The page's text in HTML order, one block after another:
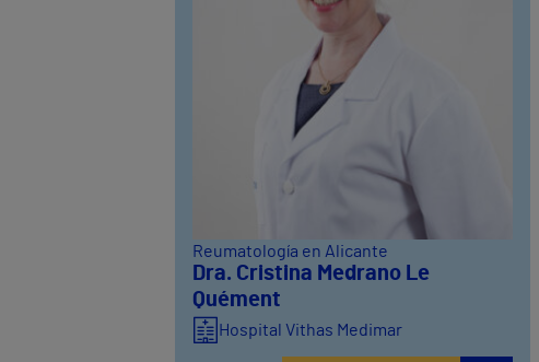
Reumatología en Alicante
Dra. Cristina Medrano Le
Quément
Hospital Vithas Medimar